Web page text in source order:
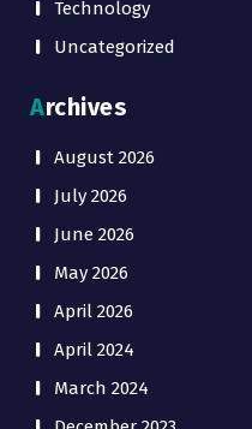
Technology
Uncategorized
Archives
August 2026
July 2026
June 2026
May 2026
April 2026
April 2024
March 2024